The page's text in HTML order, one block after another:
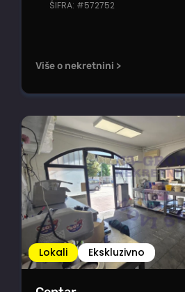
ŠIFRA: #572752
Više o nekretnini >
Lokali Ekskluzivno